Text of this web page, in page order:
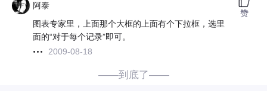
阿泰
图表专家里，上面那个大框的上面有个下拉框，选里
面的“对于每个记录”即可。
2009-08-18
赞
——到底了——